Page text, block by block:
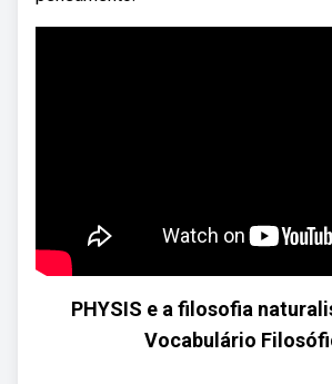
PHYSIS e a filosofia
Vocabulário